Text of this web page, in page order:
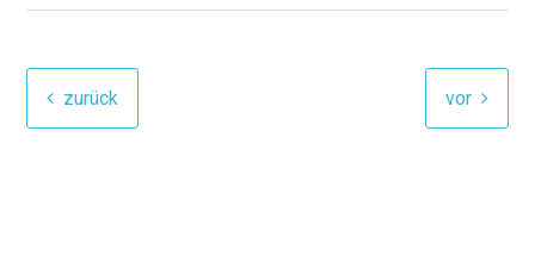
zurück vor